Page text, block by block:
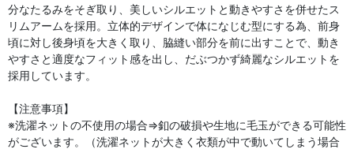
分なたるみをそぎ取り、美しいシルエットと動きやすさを併せたス
リムアームを採用。立体的デザインで体になじむ型にする為、前身
頃に対し後身頃を大きく取り、脇縫い部分を前に出すことで、動き
やすさと適度なフィット感を出し、だぶつかず綺麗なシルエットを
採用しています。
【注意事項】
※洗濯ネットの不使用の場合⇒釦の破損や生地に毛玉ができる可能性
がございます。（洗濯ネットが大きく衣類が中で動いてしまう場合